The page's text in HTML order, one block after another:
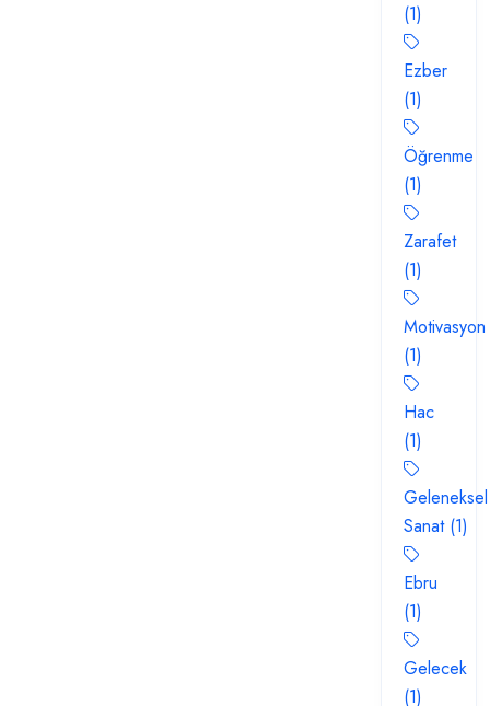
(1)
Ezber
(1)
Öğrenme
(1)
Zarafet
(1)
Motivasyon
(1)
Hac
(1)
Geleneksel
Sanat (1)
Ebru
(1)
Gelecek
(1)